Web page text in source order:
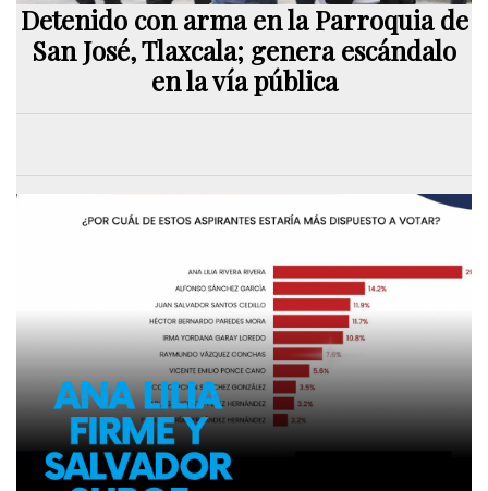
Detenido con arma en la Parroquia de
San José, Tlaxcala; genera escándalo
en la vía pública